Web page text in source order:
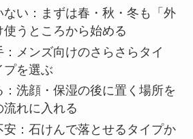
ない：まずは春・秋・冬も「外
うところから始める
メンズ向けのさらさらタイ
プを選ぶ
洗顔・保湿の後に置く場所を
流れに入れる
：石けんで落とせるタイプか